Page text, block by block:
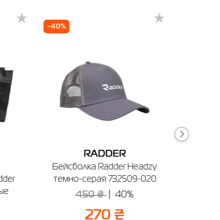
Ивано-Франковск
-40%
RADDER
Бейсболка Radder Headzy
темно-серая 732509-020
450 ₴ 40%
270 ₴